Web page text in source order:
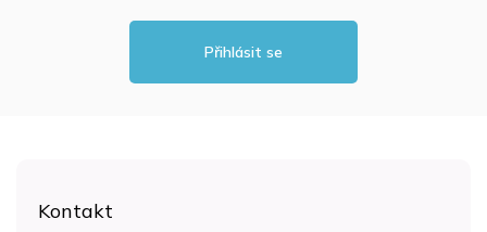
Přihlásit se
Kontakt